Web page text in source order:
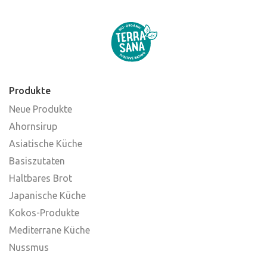
Produkte
Neue Produkte
Ahornsirup
Asiatische Küche
Basiszutaten
Haltbares Brot
Japanische Küche
Kokos-Produkte
Mediterrane Küche
Nussmus